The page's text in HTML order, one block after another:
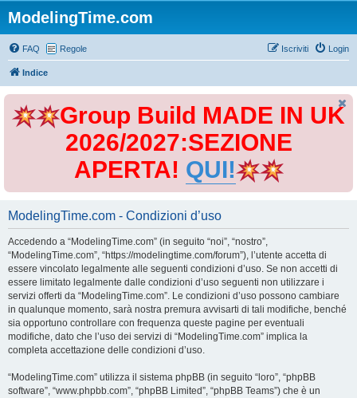
ModelingTime.com
FAQ Regole Login
Iscriviti
Indice
Group Build MADE IN UK
2026/2027:SEZIONE
APERTA! QUI!
ModelingTime.com - Condizioni d’uso
Accedendo a “ModelingTime.com” (in seguito “noi”, “nostro”,
“ModelingTime.com”, “https://modelingtime.com/forum”), l’utente accetta di
essere vincolato legalmente alle seguenti condizioni d’uso. Se non accetti di
essere limitato legalmente dalle condizioni d’uso seguenti non utilizzare i
servizi offerti da “ModelingTime.com”. Le condizioni d’uso possono cambiare
in qualunque momento, sarà nostra premura avvisarti di tali modifiche, benché
sia opportuno controllare con frequenza queste pagine per eventuali
modifiche, dato che l’uso dei servizi di “ModelingTime.com” implica la
completa accettazione delle condizioni d’uso.
“ModelingTime.com” utilizza il sistema phpBB (in seguito “loro”, “phpBB
software”, “www.phpbb.com”, “phpBB Limited”, “phpBB Teams”) che è un